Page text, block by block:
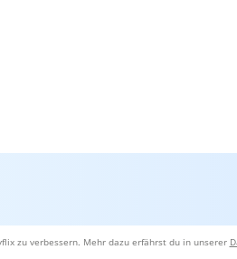
zu verbessern. Mehr dazu erfährst du in unserer